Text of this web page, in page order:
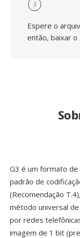
3
Espere o
então, baixar
G3 é um formato
padrão de
(Recomendação
método universal
por redes
imagem de 1 bit